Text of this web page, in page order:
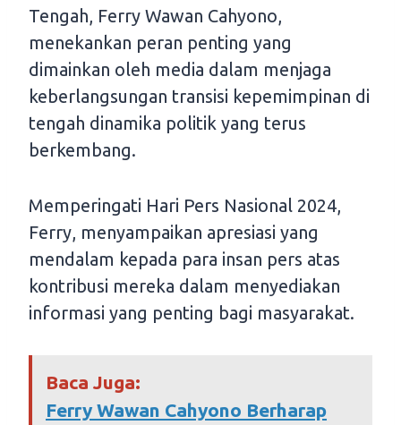
Tengah, Ferry Wawan Cahyono,
menekankan peran penting yang
dimainkan oleh media dalam menjaga
keberlangsungan transisi kepemimpinan di
tengah dinamika politik yang terus
berkembang.
Memperingati Hari Pers Nasional 2024,
Ferry, menyampaikan apresiasi yang
mendalam kepada para insan pers atas
kontribusi mereka dalam menyediakan
informasi yang penting bagi masyarakat.
Baca Juga:
Ferry Wawan Cahyono Berharap